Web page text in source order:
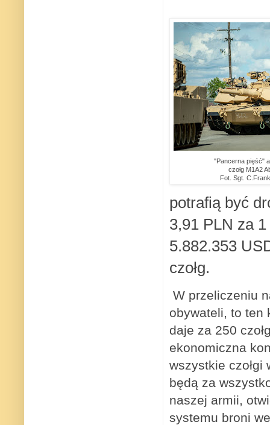
"Pancerna pięść"
czołg M1A2
Fot. Sgt.
potrafią być
3,91 PLN za
5.882.353
czołg.
W przeliczeniu
obywateli, to ten
daje za 250
ekonomiczna
wszystkie
będą za
naszej armii,
systemu broni